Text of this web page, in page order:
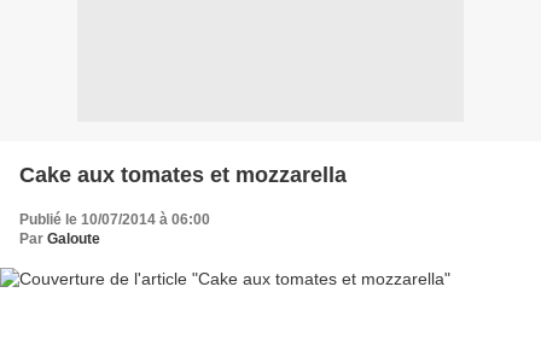
Cake aux tomates et mozzarella
Publié le 10/07/2014 à 06:00
Par Galoute